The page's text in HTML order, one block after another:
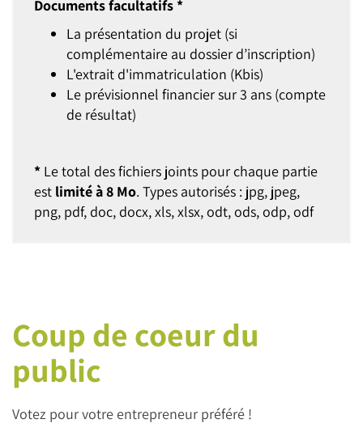
Documents facultatifs *
La présentation du projet (si
complémentaire au dossier d’inscription)
L'extrait d'immatriculation (Kbis)
Le prévisionnel financier sur 3 ans (compte
de résultat)
* Le total des fichiers joints pour chaque partie
est limité à 8 Mo. Types autorisés : jpg, jpeg,
png, pdf, doc, docx, xls, xlsx, odt, ods, odp, odf
Coup de coeur du
public
Votez pour votre entrepreneur préféré !